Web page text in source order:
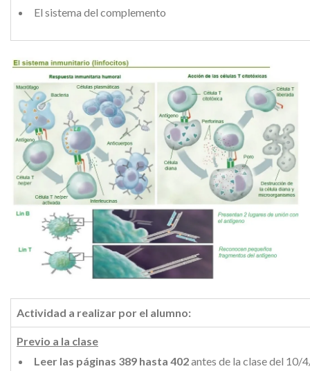
El sistema del complemento
Actividad a realizar por el alumno:
Previo a la clase
Leer las páginas 389 hasta 402antes de la clase del 10/